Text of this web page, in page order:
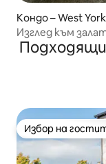
Кондо – West
Изглед към
Избор на
Избор на